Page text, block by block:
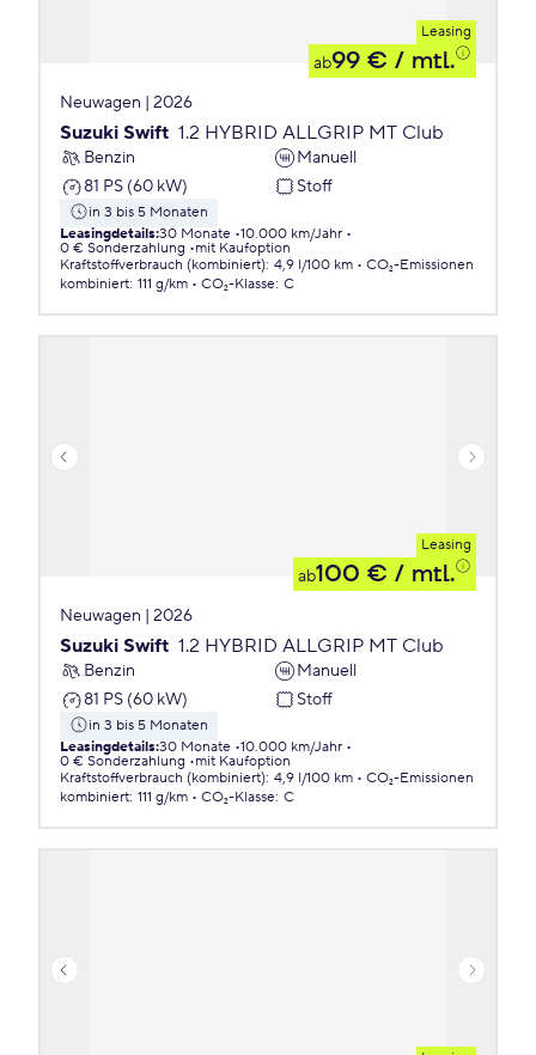
Leasing
ab99 € / mtl.
Neuwagen | 2026
Suzuki Swift 1.2 HYBRID ALLGRIP MT Club
Benzin
Manuell
81 PS (60 kW)
Stoff
in 3 bis 5 Monaten
Leasingdetails:30 Monate 10.000 km/Jahr
0 € Sonderzahlung
mit Kaufoption
Kraftstoffverbrauch (kombiniert): 4,9 l/100 km
CO₂-Emissionen
kombiniert: 111 g/km CO₂-Klasse: C
Leasing
ab100 € / mtl.
Neuwagen | 2026
Suzuki Swift 1.2 HYBRID ALLGRIP MT Club
Benzin
Manuell
81 PS (60 kW)
Stoff
in 3 bis 5 Monaten
Leasingdetails:30 Monate 10.000 km/Jahr
0 € Sonderzahlung
mit Kaufoption
Kraftstoffverbrauch (kombiniert): 4,9 l/100 km
CO₂-Emissionen
kombiniert: 111 g/km CO₂-Klasse: C